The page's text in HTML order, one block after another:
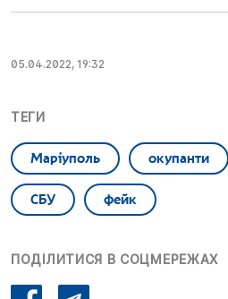
05.04.2022, 19:32
ТЕГИ
Маріуполь окупанти
СБУ фейк
ПОДІЛИТИСЯ В СОЦМЕРЕЖАХ